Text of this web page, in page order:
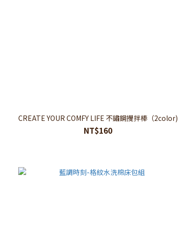
CREATE YOUR COMFY LIFE 不鏽鋼攪拌棒（2color)
NT$160